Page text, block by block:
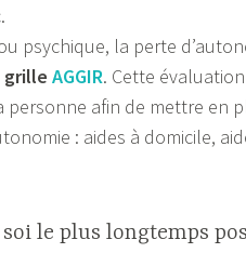
psychique, la perte
grille AGGIR. Cette
personne afin de mettre en
: aides à domicile,
le plus longtemps